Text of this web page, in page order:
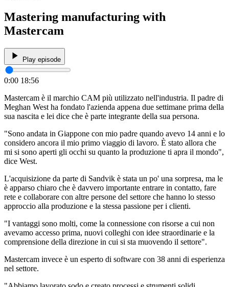
Mastering manufacturing with
Mastercam
Play episode
0:00 18:56
Mastercam è il marchio CAM più utilizzato nell'industria. Il padre di
Meghan West ha fondato l'azienda appena due settimane prima della
sua nascita e lei dice che è parte integrante della sua persona.
"Sono andata in Giappone con mio padre quando avevo 14 anni e lo
considero ancora il mio primo viaggio di lavoro. È stato allora che
mi si sono aperti gli occhi su quanto la produzione ti apra il mondo",
dice West.
L'acquisizione da parte di Sandvik è stata un po' una sorpresa, ma le
è apparso chiaro che è davvero importante entrare in contatto, fare
rete e collaborare con altre persone del settore che hanno lo stesso
approccio alla produzione e la stessa passione per i clienti.
"I vantaggi sono molti, come la connessione con risorse a cui non
avevamo accesso prima, nuovi colleghi con idee straordinarie e la
comprensione della direzione in cui si sta muovendo il settore".
Mastercam invece è un esperto di software con 38 anni di esperienza
nel settore.